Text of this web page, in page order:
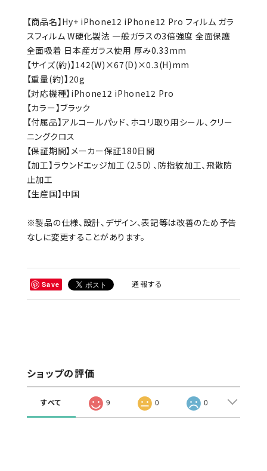
【商品名】Hy+ iPhone12 iPhone12 Pro フィルム ガラ
スフィルム W硬化製法 一般ガラスの3倍強度 全面保護
全面吸着 日本産ガラス使用 厚み0.33mm
【サイズ(約)】142(W)×67(D)×0.3(H)mm
【重量(約)】20g
【対応機種】iPhone12 iPhone12 Pro
【カラー】ブラック
【付属品】アルコールパッド、ホコリ取り用シール、クリー
ニングクロス
【保証期間】メーカー保証180日間
【加工】ラウンドエッジ加工（2.5D）、防指紋加工、飛散防
止加工
【生産国】中国
※製品の仕様、設計、デザイン、表記等は改善のため予告
なしに変更することがあります。
Save 通報する
ショップの評価
すべて 9 0 0